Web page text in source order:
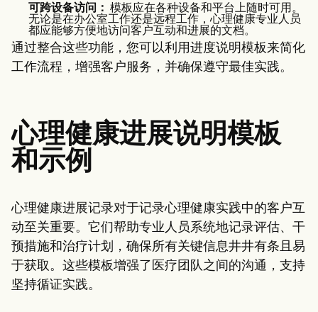
可跨设备访问： 模板应在各种设备和平台上随时可用。
无论是在办公室工作还是远程工作，心理健康专业人员
都应能够方便地访问客户互动和进展的文档。
通过整合这些功能，您可以利用进度说明模板来简化
工作流程，增强客户服务，并确保遵守最佳实践。
心理健康进展说明模板
和示例
心理健康进展记录对于记录心理健康实践中的客户互
动至关重要。它们帮助专业人员系统地记录评估、干
预措施和治疗计划，确保所有关键信息井井有条且易
于获取。这些模板增强了医疗团队之间的沟通，支持
坚持循证实践。